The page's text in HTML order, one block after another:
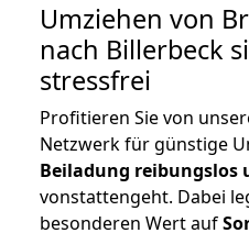
Umziehen von
nach Billerbeck
stressfrei
Profitieren Sie von
Netzwerk für günstige
Beiladung reibungslos
vonstattengeht. Dabei
besonderen Wert auf